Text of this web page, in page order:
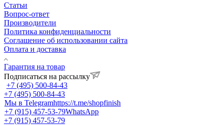
Статьи
Вопрос-ответ
Производители
Политика конфиденциальности
Соглашение об использовании сайта
Оплата и доставка
Гарантия на товар
Подписаться на рассылку
+7 (495) 500-84-43
+7 (495) 500-84-43
Мы в Telegramhttps://t.me/shopfinish
+7 (915) 457-53-79WhatsApp
+7 (915) 457-53-79